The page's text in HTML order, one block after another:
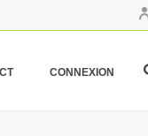
CONNEXION